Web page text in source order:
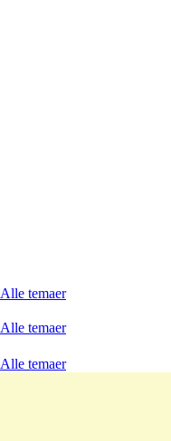
Alle temaer
Alle temaer
Alle temaer